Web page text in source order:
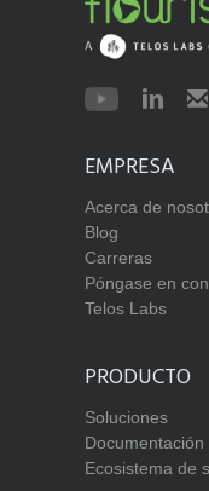
EMPRESA
Acerca de
Blog
Carreras
Póngase en
Telos Labs
PRODUCTO
Soluciones
Documentación
Ecosistema de